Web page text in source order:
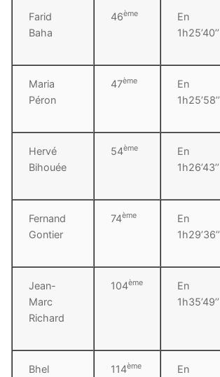
Farid
Baha
46ème
En
1h25’40’’
Maria
Péron
47ème
En
1h25’58’’
Hervé
Bihouée
54ème
En
1h26’43’’
Fernand
Gontier
74ème
En
1h29’36’’
Jean-
Marc
Richard
104ème
En
1h35’49’’
Bhel
114ème
En